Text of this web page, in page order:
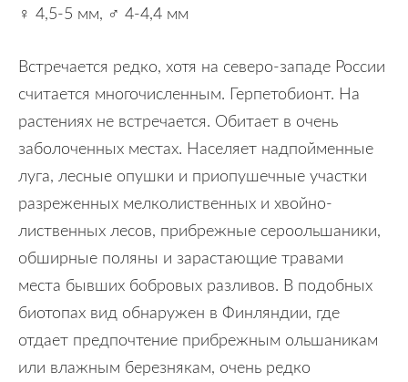
♀ 4,5-5 мм, ♂ 4-4,4 мм
Встречается редко, хотя на северо-западе России
считается многочисленным. Герпетобионт. На
растениях не встречается. Обитает в очень
заболоченных местах. Населяет надпойменные
луга, лесные опушки и приопушечные участки
разреженных мелколиственных и хвойно-
лиственных лесов, прибрежные сероольшаники,
обширные поляны и зарастающие травами
места бывших бобровых разливов. В подобных
биотопах вид обнаружен в Финляндии, где
отдает предпочтение прибрежным ольшаникам
или влажным березнякам, очень редко